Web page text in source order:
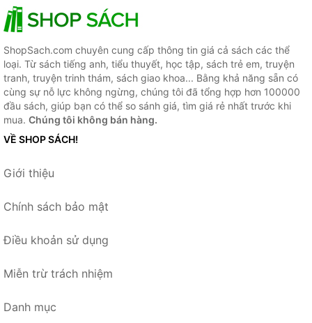
ShopSach.com chuyên cung cấp thông tin giá cả sách các thể
loại. Từ sách tiếng anh, tiểu thuyết, học tập, sách trẻ em, truyện
tranh, truyện trinh thám, sách giao khoa... Bằng khả năng sẵn có
cùng sự nỗ lực không ngừng, chúng tôi đã tổng hợp hơn 100000
đầu sách, giúp bạn có thể so sánh giá, tìm giá rẻ nhất trước khi
mua. Chúng tôi không bán hàng.
VỀ SHOP SÁCH!
Giới thiệu
Chính sách bảo mật
Điều khoản sử dụng
Miễn trừ trách nhiệm
Danh mục